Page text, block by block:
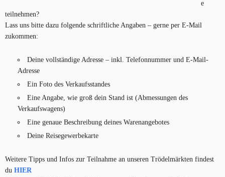
e
teilnehmen?
Lass uns bitte dazu folgende schriftliche Angaben – gerne per E-Mail
zukommen:
Deine vollständige Adresse – inkl. Telefonnummer und E-Mail-
Adresse
Ein Foto des Verkaufsstandes
Eine Angabe, wie groß dein Stand ist (Abmessungen des
Verkaufswagens)
Eine genaue Beschreibung deines Warenangebotes
Deine Reisegewerbekarte
Weitere Tipps und Infos zur Teilnahme an unseren Trödelmärkten findest
du HIER